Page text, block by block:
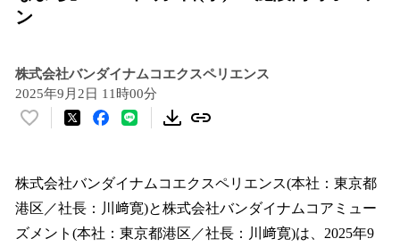
ン
株式会社バンダイナムコエクスペリエンス
2025年9月2日 11時00分
い
！
数
読
株式会社バンダイナムコエクスペリエンス(本社：東京都
港区／社長：川﨑寛)と株式会社バンダイナムコアミュー
ズメント(本社：東京都港区／社長：川﨑寛)は、2025年9